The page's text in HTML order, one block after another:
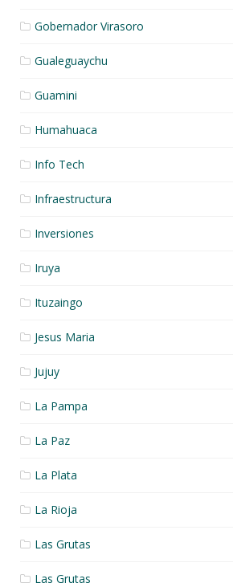
Gobernador Virasoro
Gualeguaychu
Guamini
Humahuaca
Info Tech
Infraestructura
Inversiones
Iruya
Ituzaingo
Jesus Maria
Jujuy
La Pampa
La Paz
La Plata
La Rioja
Las Grutas
Las Grutas